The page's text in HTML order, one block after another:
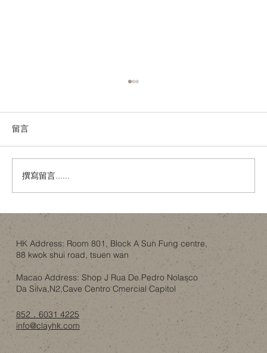
舊樓翻新，唔一定係拆咗重練：結構限制
下的設計取捨
留言
撰寫留言......
HK Address: Room 801, Block A Sun Fung centre,
88 kwok shui road, tsuen wan
Macao Address: Shop J Rua De Pedro Nolasco
Da Silva,N2,Cave Centro Cmercial Capitol
852．6031 4225
info@clayhk.com